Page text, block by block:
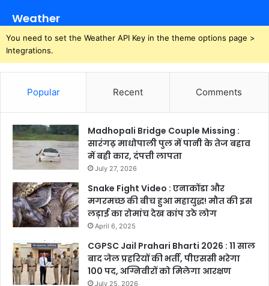
Weather
You need to set the Weather API Key in the theme options page >
Integrations.
Popular Recent Comments
Madhopali Bridge Couple Missing :
सारंगढ़ माधोपाली पुल में पानी के तेज बहाव
में बही कार, दंपत्ती लापता
July 27, 2026
Snake Fight Video : एनाकोंडा और
मगरमच्छ की बीच हुआ महायुद्ध! मौत की इस
लड़ाई का रोमांच देख कांप उठे लोग
April 6, 2025
CGPSC Jail Prahari Bharti 2026 : 11 साल
बाद जेल प्रहरियों की भर्ती, पीएससी भरेगा
100 पद, अग्निवीरों को मिलेगा आरक्षण
July 25, 2026